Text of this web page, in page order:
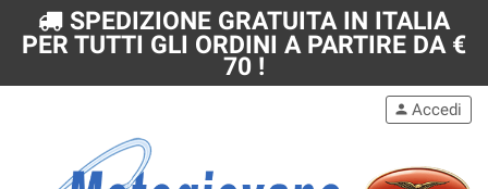
SPEDIZIONE GRATUITA IN ITALIA
PER TUTTI GLI ORDINI A PARTIRE DA €
70 !
person Accedi